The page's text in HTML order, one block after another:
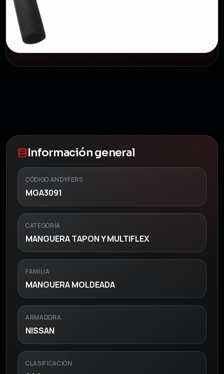
Información general
CÓDIGO ANDYFERS
MGA3091
CATEGORÍA
MANGUERA TAPON Y MULTIFLEX
FAMILIA
MANGUERA MOLDEADA
ARMADORA
NISSAN
CLASIFICACIÓN